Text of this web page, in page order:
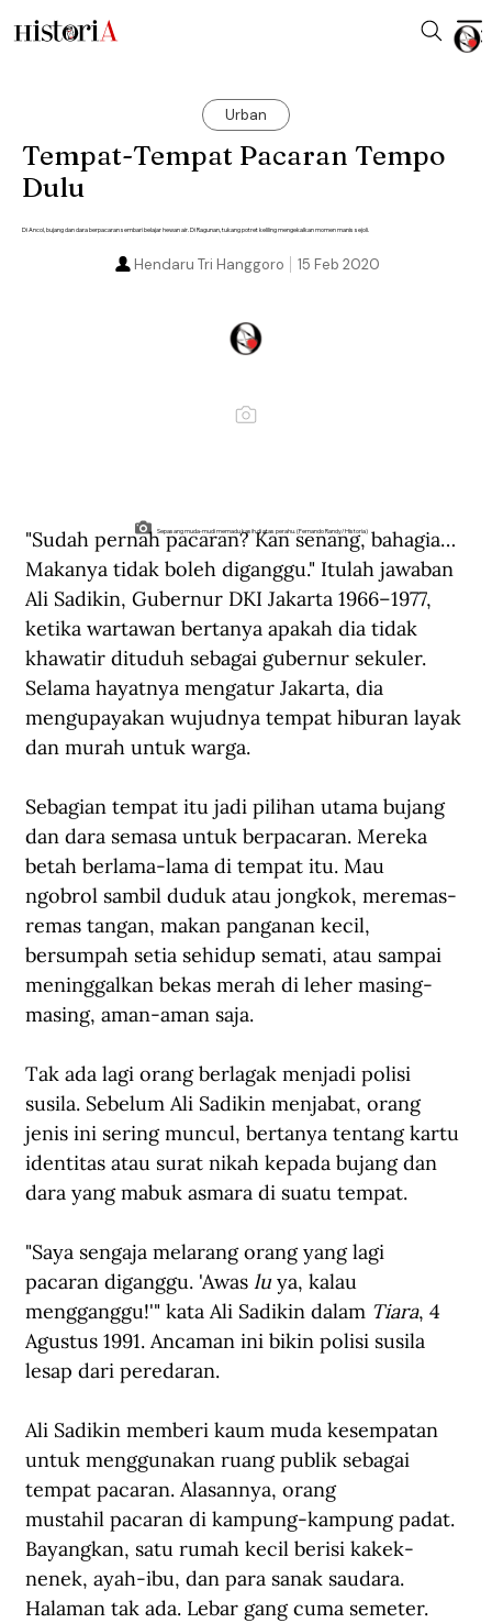
Urban
Tempat-Tempat Pacaran Tempo
Dulu
Di Ancol, bujang dan dara berpacaran sembari belajar hewan air. Di Ragunan, tukang potret keliling mengekalkan momen manis sejoli.
15 Feb 2020
Hendaru Tri Hanggoro
Sepasang muda-mudi memadu kasih di atas perahu. (Fernando Randy/Historia)
"Sudah pernah pacaran? Kan senang, bahagia…
Makanya tidak boleh diganggu." Itulah jawaban
Ali Sadikin, Gubernur DKI Jakarta 1966–1977,
ketika wartawan bertanya apakah dia tidak
khawatir dituduh sebagai gubernur sekuler.
Selama hayatnya mengatur Jakarta, dia
mengupayakan wujudnya tempat hiburan layak
dan murah untuk warga.
Sebagian tempat itu jadi pilihan utama bujang
dan dara semasa untuk berpacaran. Mereka
betah berlama-lama di tempat itu. Mau
ngobrol sambil duduk atau jongkok, meremas-
remas tangan, makan panganan kecil,
bersumpah setia sehidup semati, atau sampai
meninggalkan bekas merah di leher masing-
masing, aman-aman saja.
Tak ada lagi orang berlagak menjadi polisi
susila. Sebelum Ali Sadikin menjabat, orang
jenis ini sering muncul, bertanya tentang kartu
identitas atau surat nikah kepada bujang dan
dara yang mabuk asmara di suatu tempat.
"Saya sengaja melarang orang yang lagi
pacaran diganggu. 'Awas lu ya, kalau
mengganggu!'" kata Ali Sadikin dalam Tiara, 4
Agustus 1991. Ancaman ini bikin polisi susila
lesap dari peredaran.
Ali Sadikin memberi kaum muda kesempatan
untuk menggunakan ruang publik sebagai
tempat pacaran. Alasannya, orang
mustahil pacaran di kampung-kampung padat.
Bayangkan, satu rumah kecil berisi kakek-
nenek, ayah-ibu, dan para sanak saudara.
Halaman tak ada. Lebar gang cuma semeter.